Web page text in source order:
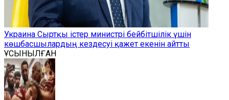
Украина Сыртқы істер министрі бейбітшілік үшін
көшбасшылардың кездесуі қажет екенін айтты
ҰСЫНЫЛҒАН